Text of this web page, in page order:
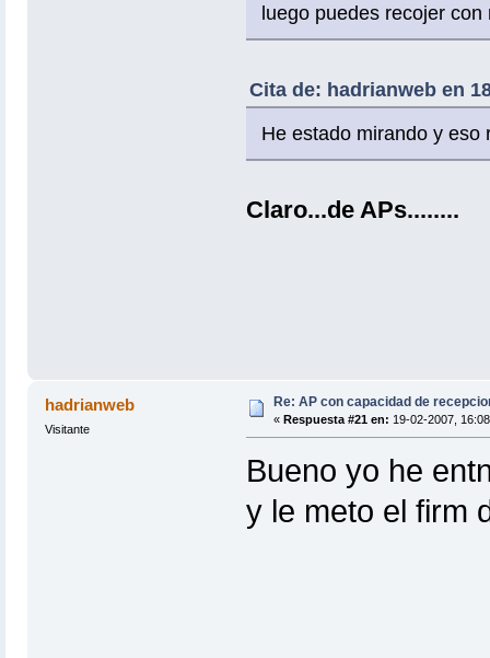
luego puedes recojer
Cita de: hadrianweb en
He estado mirando y eso
Claro...de APs........
hadrianweb
Visitante
Re: AP con capacidad de
« Respuesta #21 en: 19-02-2007,
Bueno yo he
y le meto el firm